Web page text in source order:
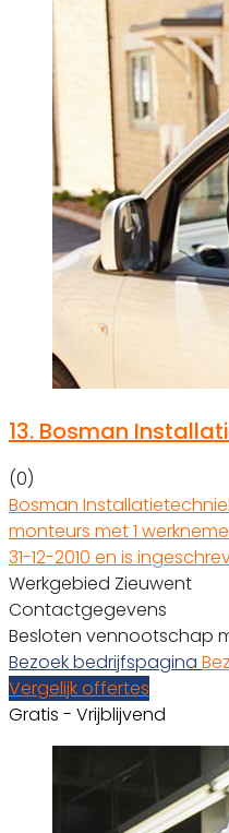
13. Bosman
(0)
Bosman
monteurs met 1
31-12-2010 en is
Werkgebied Zieuwent
Contactgegevens
Besloten vennootschap
Bezoek bedrijfspagina
Vergelijk offertes
Gratis - Vrijblijvend